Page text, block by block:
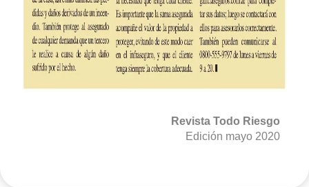
Revista Todo Riesgo
Edición mayo 2020